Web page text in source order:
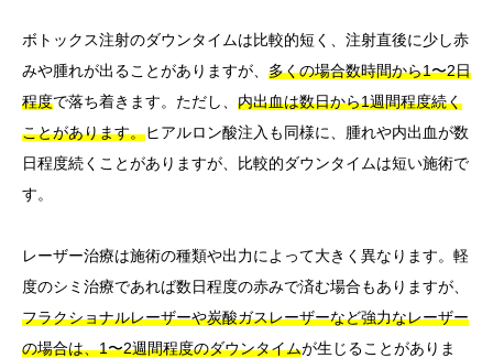
ボトックス注射のダウンタイムは比較的短く、注射直後に少し赤
みや腫れが出ることがありますが、 多くの場合数時間から1〜2日
程度で落ち着きます。ただし、 内出血は数日から1週間程度続く
ことがあります。ヒアルロン酸注入も同様に、腫れや内出血が数
日程度続くことがありますが、比較的ダウンタイムは短い施術で
す。
レーザー治療は施術の種類や出力によって大きく異なります。軽
度のシミ治療であれば数日程度の赤みで済む場合もありますが、
フラクショナルレーザーや炭酸ガスレーザーなど強力なレーザー
の場合は、1〜2週間程度のダウンタイムが生じることがありま